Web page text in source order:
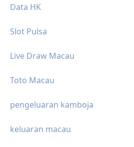
Data HK
Slot Pulsa
Live Draw Macau
Toto Macau
pengeluaran kamboja
keluaran macau